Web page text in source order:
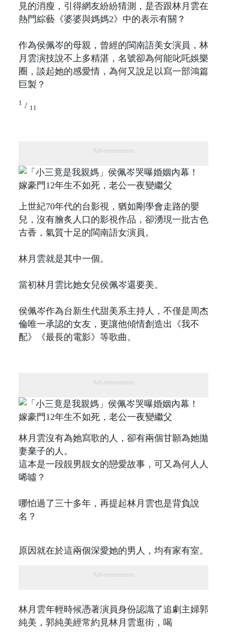
見的消瘦，引得網友紛紛猜測，是否跟林月雲在
熱門綜藝《婆婆與媽媽2》中的表示有關？
作為侯佩岑的母親，曾經的閩南語美女演員，林
月雲演技說不上多精湛，名號卻為何能叱吒娛樂
圈，談起她的感愛情，為何又說足以寫一部鴻篇
巨製？
1 / 11
Advertisements
上世紀70年代的台影視，猶如剛學會走路的嬰
兒，沒有膾炙人口的影視作品，卻湧現一批古色
古香，氣質十足的閩南語女演員。
林月雲就是其中一個。
當初林月雲比她女兒侯佩岑還要美。
侯佩岑作為台新生代甜美系主持人，不僅是周杰
倫唯一承認的女友，更讓他傾情創造出《我不
配》《最長的電影》等歌曲。
Advertisements
林月雲沒有為她寫歌的人，卻有兩個甘願為她拋
妻棄子的人。
這本是一段靚男靚女的戀愛故事，可又為何人人
唏噓？
哪怕過了三十多年，再提起林月雲也是背負說
名？
原因就在於這兩個深愛她的男人，均有家有室。
Advertisements
林月雲年輕時候憑著演員身份認識了追劇主婦郭
純美，郭純美經常約見林月雲逛街，喝